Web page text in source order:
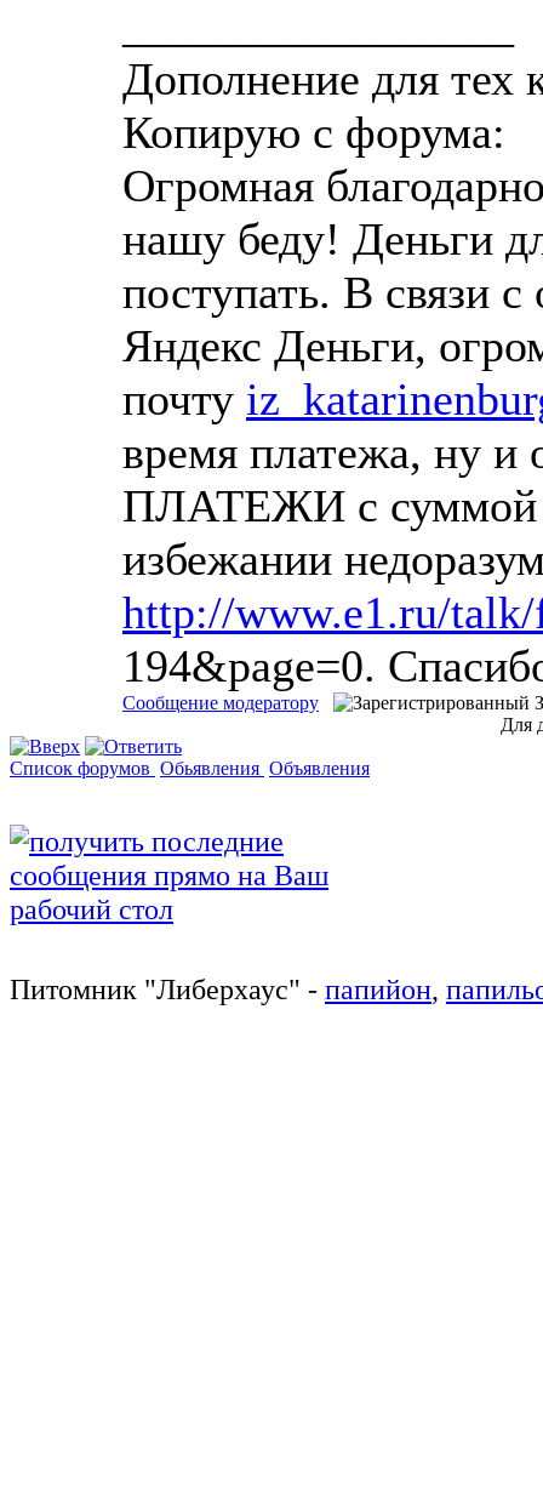
Дополнение для тех
Копирую с форума:
Огромная
нашу беду! Деньги
поступать. В связи
Яндекс Деньги,
почту
время платежа, ну и
ПЛАТЕЖИ с суммой
избежании
http://www.e1.ru/
194&page=0.
Сообщение модератору
Для
Список форумов Обьявления Объявления
Питомник "Либерхаус" - папийон,